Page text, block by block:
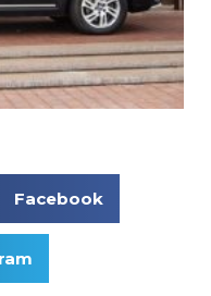
Facebook